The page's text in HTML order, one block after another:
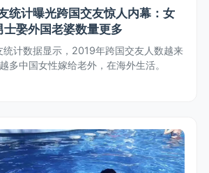
统计曝光跨国交友惊人内幕：女
娶外国老婆数量更多
计数据显示，2019年跨国交友人数越来
多中国女性嫁给老外，在海外生活。